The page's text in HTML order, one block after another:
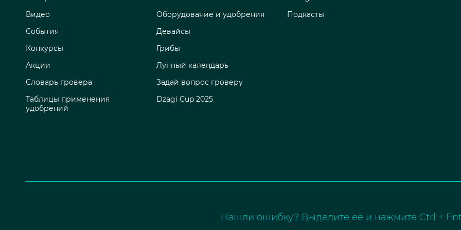
Видео
События
Конкурсы
Акции
Словарь гровера
Таблицы применения
удобрений
Оборудование и удобрения
Девайсы
Грибы
Лунный календарь
Задай вопрос гроверу
Dzagi Cup 2025
Подкасты
Нашли ошибку? Выделите её и нажмите Ctrl +